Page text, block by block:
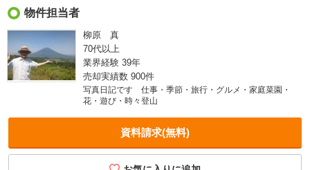
物件担当者
柳原 真
70代以上
業界経験 39年
売却実績数 900件
写真日記です 仕事・季節・旅行・グルメ・家庭菜園・
花・遊び・時々登山
資料請求(無料)